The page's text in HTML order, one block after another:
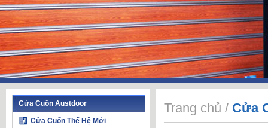
Cửa Cuốn Austdoor
Cửa Cuốn Thế Hệ Mới
Trang chủ / Cửa